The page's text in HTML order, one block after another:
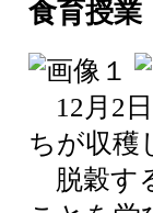
食育授業
12月2
ちが収穫
脱穀す